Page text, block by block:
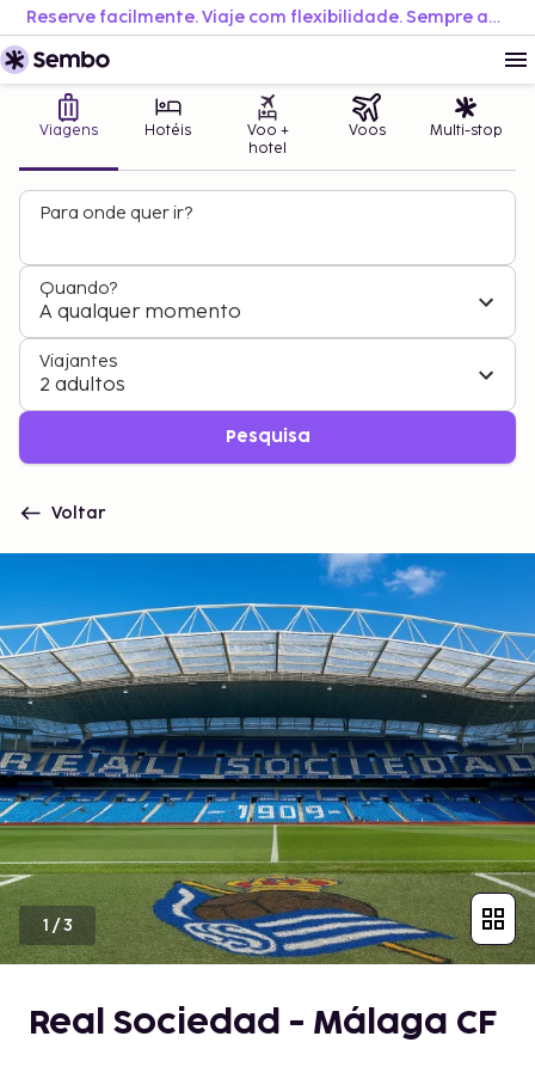
Reserve facilmente. Viaje com flexibilidade. Sempre ao melhor preço.
Viagens Hotéis
Voo +
hotel
Voos Multi-stop
Para onde quer ir?
Quando?
A qualquer momento
Viajantes
2 adultos
Pesquisa
Voltar
1 /3
Real Sociedad - Málaga CF